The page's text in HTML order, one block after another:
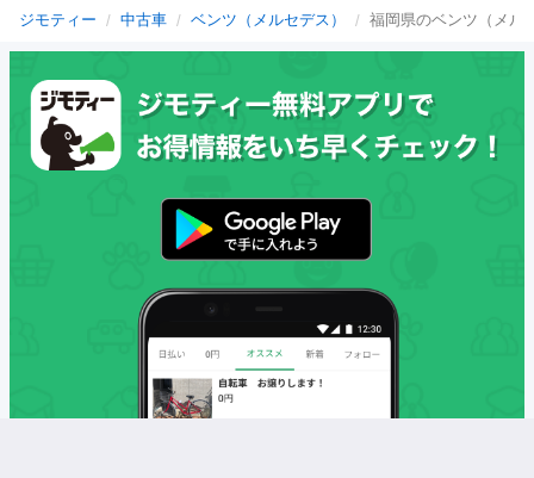
ジモティー 中古車 ベンツ（メルセデス） 福岡県のベンツ（メル